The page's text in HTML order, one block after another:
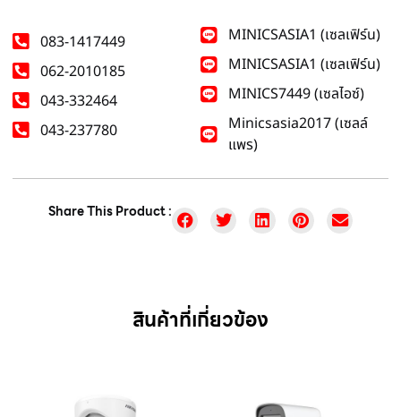
083-1417449
062-2010185
043-332464
043-237780
MINICSASIA1 (เซลเฟิร์น)
MINICSASIA1 (เซลเฟิร์น)
MINICS7449 (เซลไอซ์)
Minicsasia2017 (เซลล์
แพร)
Share This Product :
สินค้าที่เกี่ยวข้อง